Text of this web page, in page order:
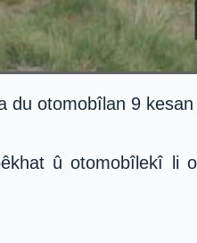
du otomobîlan 9
û otomobîlekî